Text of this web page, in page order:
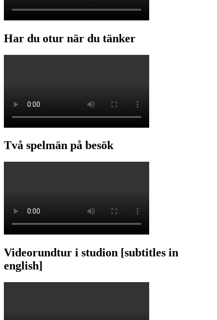
Har du otur när du tänker
Två spelmän på besök
Videorundtur i studion [subtitles in
english]